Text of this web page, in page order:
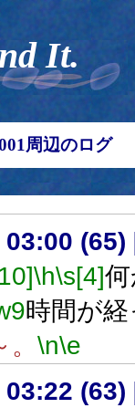
It.
周辺のログ
(65)
\h\s[4]
時間が
\n\e
(63)